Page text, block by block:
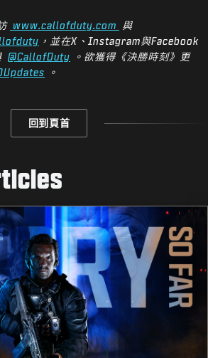
www.callofduty.com
與
，並在X、Instagram與Facebook
@CallofDuty 。欲獲得《決勝時刻》更
。
回到頁首